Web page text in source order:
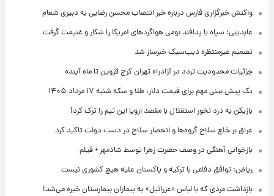
واکنش خبرگزاری فارس درباره خبر انتصاب محسن رضایی به دبیری شعام
عابدینی: سپاه با پدافند بومی هواگردهای آمریکا را شکار و غنیمت گرفت
تصمیم غیرمنتظره دیپ‌سیک خبرساز شد
جزئیات محدودیت تردد در آزادراه تهران کرج قزوین تا ماه آینده
یک پیش ‌بینی مهم برای قیمت دلار، طلا و سکه شنبه ۱۷ مرداد ۱۴۰۵
بازیکن به درد نخور استقلال با مقصد اروپا این تیم را ترک کرد!
عراق بر خلع سلاح گروه‌ها و انحصار سلاح در دست دولت تاکید کرد
بازخوانی آهنگی در وصف حضرت زهرا توسط شادمهر + فیلم
ریاض: توافق دفاعی با ترکیه و پاکستان علیه هیچ کشوری نیست
بازداشت مردی که با لباس «عزرائیل» به بیماران بیمارستان خیره می‌شد!